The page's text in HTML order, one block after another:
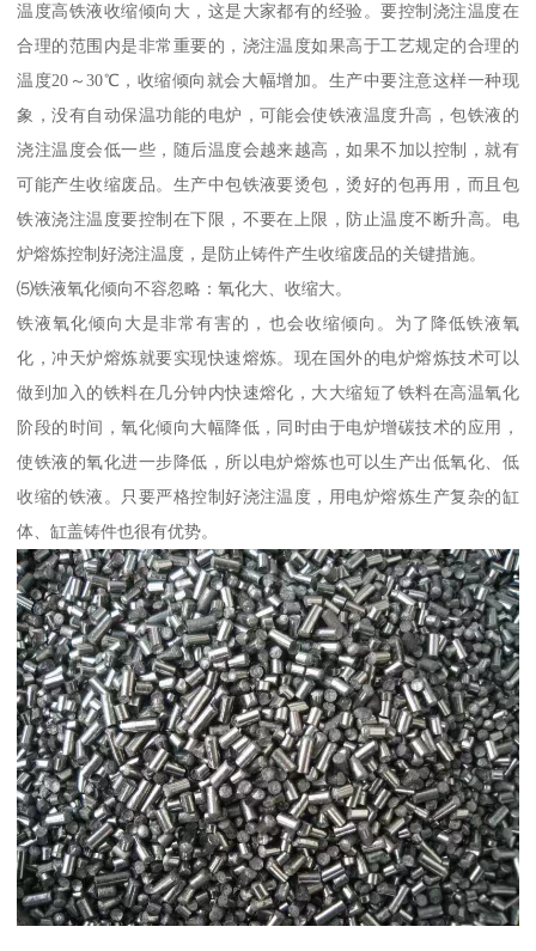
温度高铁液收缩倾向大，这是大家都有的经验。要控制浇注温度在
合理的范围内是非常重要的，浇注温度如果高于工艺规定的合理的
温度20～30℃，收缩倾向就会大幅增加。生产中要注意这样一种现
象，没有自动保温功能的电炉，可能会使铁液温度升高，包铁液的
浇注温度会低一些，随后温度会越来越高，如果不加以控制，就有
可能产生收缩废品。生产中包铁液要烫包，烫好的包再用，而且包
铁液浇注温度要控制在下限，不要在上限，防止温度不断升高。电
炉熔炼控制好浇注温度，是防止铸件产生收缩废品的关键措施。
⑸铁液氧化倾向不容忽略：氧化大、收缩大。
铁液氧化倾向大是非常有害的，也会收缩倾向。为了降低铁液氧
化，冲天炉熔炼就要实现快速熔炼。现在国外的电炉熔炼技术可以
做到加入的铁料在几分钟内快速熔化，大大缩短了铁料在高温氧化
阶段的时间，氧化倾向大幅降低，同时由于电炉增碳技术的应用，
使铁液的氧化进一步降低，所以电炉熔炼也可以生产出低氧化、低
收缩的铁液。只要严格控制好浇注温度，用电炉熔炼生产复杂的缸
体、缸盖铸件也很有优势。